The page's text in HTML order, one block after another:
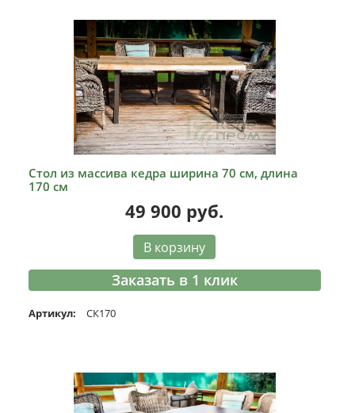
Стол из массива кедра ширина 70 см, длина
170 см
49 900 руб.
В корзину
Заказать в 1 клик
Артикул: СК170